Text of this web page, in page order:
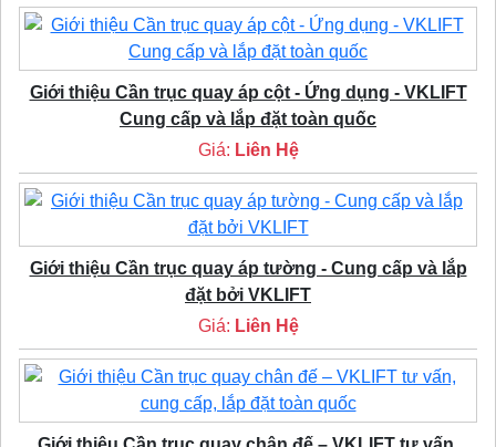
Giới thiệu Cần trục quay áp cột - Ứng dụng - VKLIFT
Cung cấp và lắp đặt toàn quốc
Giá: Liên Hệ
Giới thiệu Cần trục quay áp tường - Cung cấp và lắp
đặt bởi VKLIFT
Giá: Liên Hệ